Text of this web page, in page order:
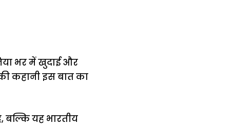
भर में खुदाई और
कहानी इस बात का
बल्कि यह भारतीय